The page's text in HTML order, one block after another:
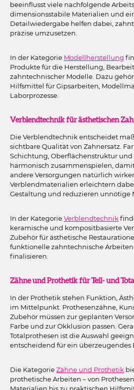
beeinflusst viele nachfolgende
dimensionsstabile Materialien und
Detailwiedergabe helfen dabei,
präzise umzusetzen.
In der Kategorie Modellherstellung
Produkte für die Herstellung,
zahntechnischer Modelle. Dazu
Hilfsmittel für Gipsarbeiten,
Laborprozesse.
Verblendtechnik für ästhetischen
Die Verblendtechnik entscheidet
sichtbare Qualität von Zahnersatz.
Schichtung, Oberflächenstruktur
harmonisch zusammenspielen,
andere Versorgungen natürlich
Verblendmaterialien erleichtern
Gestaltung und reduzieren unnötige
In der KategorieVerblendtechnik
keramische und kompositbasierte
Zubehör für ästhetische
funktionelle zahntechnische
finalisieren.
Zähne und Prothetik für Teil- und
In der Prothetik stehen Funktion,
im Mittelpunkt. Prothesenzähne,
Zubehör müssen zur geplanten
Farbe und zur Okklusion passen.
Totalprothesen ist die Auswahl
entscheidend für ein überzeugendes
Die KategorieZähne und Prothetik
prothetische Arbeiten – von